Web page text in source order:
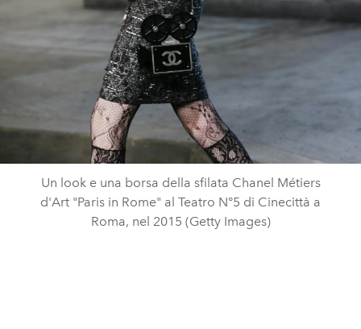
Un look e una borsa della sfilata Chanel Métiers
d'Art "Paris in Rome" al Teatro N°5 di Cinecittà a
Roma, nel 2015 (Getty Images)